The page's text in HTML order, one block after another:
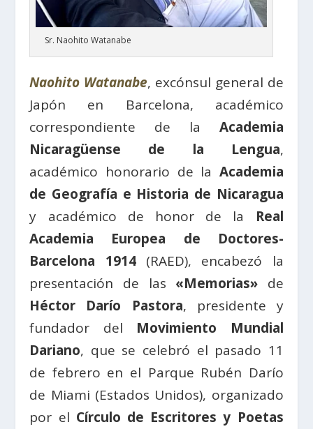
Sr. Naohito Watanabe
Naohito Watanabe, excónsul general de
Japón en Barcelona, académico
correspondiente de la Academia
Nicaragüense de la Lengua,
académico honorario de la Academia
de Geografía e Historia de Nicaragua
y académico de honor de la Real
Academia Europea de Doctores-
Barcelona 1914(RAED), encabezó la
presentación de las «Memorias» de
Héctor Darío Pastora, presidente y
fundador del Movimiento Mundial
Dariano, que se celebró el pasado 11
de febrero en el Parque Rubén Darío
de Miami (Estados Unidos), organizado
por el Círculo de Escritores y Poetas